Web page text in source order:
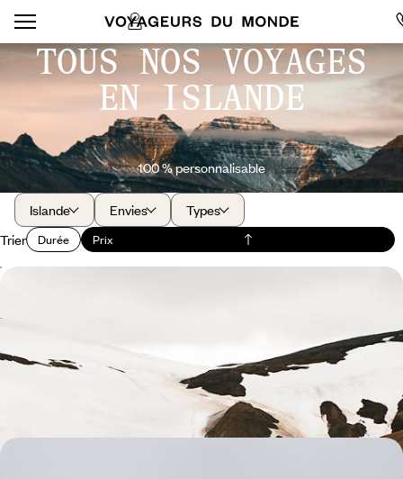
TOUS NOS VOYAGES
EN ISLANDE
100 % personnalisable
Islande Envies
Types
Trier
Durée Prix
chambres avec vue
Chutes, geysers, aurores boréales : une échappée pour vivre l'Islande
hors saison